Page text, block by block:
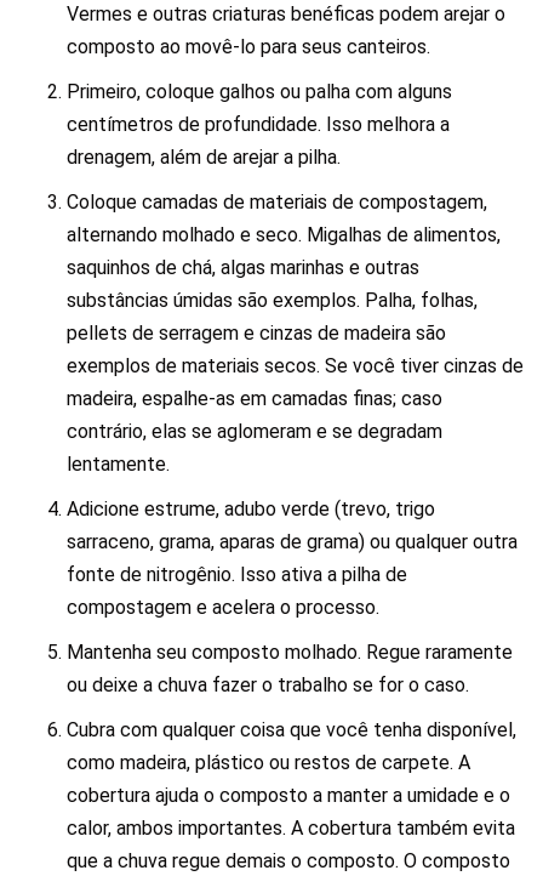
Vermes e outras criaturas benéficas podem arejar o
composto ao movê-lo para seus canteiros.
Primeiro, coloque galhos ou palha com alguns
centímetros de profundidade. Isso melhora a
drenagem, além de arejar a pilha.
Coloque camadas de materiais de compostagem,
alternando molhado e seco. Migalhas de alimentos,
saquinhos de chá, algas marinhas e outras
substâncias úmidas são exemplos. Palha, folhas,
pellets de serragem e cinzas de madeira são
exemplos de materiais secos. Se você tiver cinzas de
madeira, espalhe-as em camadas finas; caso
contrário, elas se aglomeram e se degradam
lentamente.
Adicione estrume, adubo verde (trevo, trigo
sarraceno, grama, aparas de grama) ou qualquer outra
fonte de nitrogênio. Isso ativa a pilha de
compostagem e acelera o processo.
Mantenha seu composto molhado. Regue raramente
ou deixe a chuva fazer o trabalho se for o caso.
Cubra com qualquer coisa que você tenha disponível,
como madeira, plástico ou restos de carpete. A
cobertura ajuda o composto a manter a umidade e o
calor, ambos importantes. A cobertura também evita
que a chuva regue demais o composto. O composto